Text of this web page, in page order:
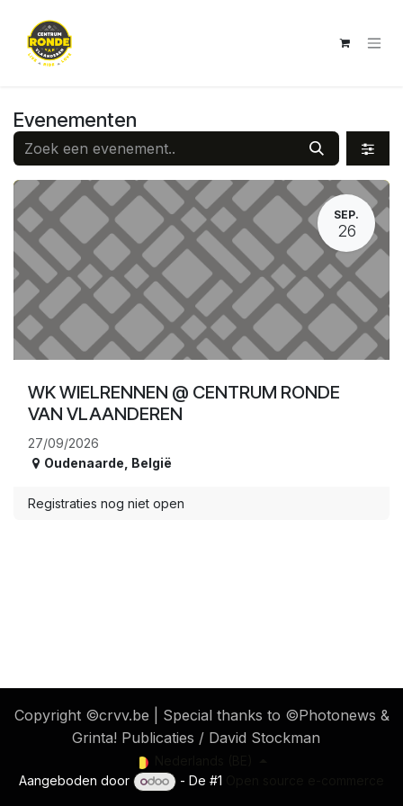
Evenementen
SEP.
26
WK WIELRENNEN @ CENTRUM RONDE
VAN VLAANDEREN
27/09/2026
Oudenaarde België
Registraties nog niet open
​ Copyright ©crvv.be | Special thanks to ©Photonews &
Grinta! Publicaties / David Stockman
Aangeboden door
- De #1